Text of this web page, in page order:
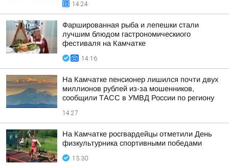
14:24
Фаршированная рыба и лепешки стали
лучшим блюдом гастрономическиого
фестиваля на Камчатке
14:16
На Камчатке пенсионер лишился почти двух
миллионов рублей из-за мошенников,
сообщили ТАСС в УМВД России по региону
14:27
На Камчатке росгвардейцы отметили День
физкультурника спортивными победами
13:30